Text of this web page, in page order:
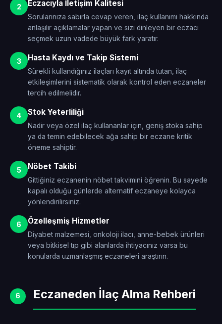
2 Eczacıyla İletişim Kalitesi
Sorularınıza sabırla cevap veren, ilaç kullanımı hakkında
anlaşılır açıklamalar yapan ve sizi dinleyen bir eczacı
seçmek uzun vadede büyük fark yaratır.
3 Hasta Kaydı ve Takip Sistemi
Sürekli kullandığınız ilaçları kayıt altında tutan, ilaç
etkileşimlerini sistematik olarak kontrol eden eczaneler
tercih edilmelidir.
4 Stok Yeterliliği
Nadir veya özel ilaç kullananlar için, geniş stoka sahip
ya da temin edebilecek ağa sahip bir eczane kritik
öneme sahiptir.
5 Nöbet Takibi
Gittiğiniz eczanenin nöbet takvimini öğrenin. Bu sayede
kapalı olduğu günlerde alternatif eczaneye kolayca
yönlendirilirsiniz.
6 Özelleşmiş Hizmetler
Diyabet malzemesi, onkoloji ilacı, anne-bebek ürünleri
veya bitkisel tıp gibi alanlarda ihtiyacınız varsa bu
konularda uzmanlaşmış eczaneleri araştırın.
6 Eczaneden İlaç Alma Rehberi